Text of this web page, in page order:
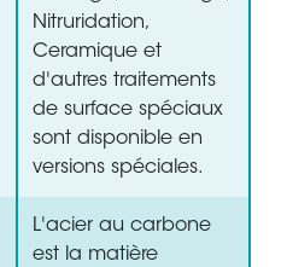
Nitruridation,
Ceramique et
d'autres traitements
de surface spéciaux
sont disponible en
versions spéciales.
L'acier au carbone
est la matière